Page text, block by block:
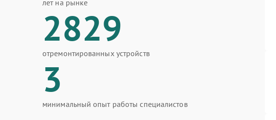
лет на рынке
2829
отремонтированных устройств
3
минимальный опыт работы специалистов